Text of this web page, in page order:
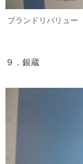
ブランドリバリュ
９．銀蔵